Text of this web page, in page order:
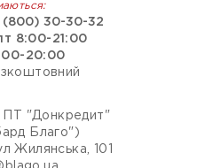
(800) 30-30-32
8:00-21:00
20:00
ПТ "Донкредит"
Благо")
Жилянська, 101